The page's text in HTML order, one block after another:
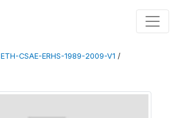
ETH-CSAE-ERHS-1989-2009-V1 /